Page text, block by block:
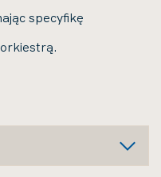
specyfikę